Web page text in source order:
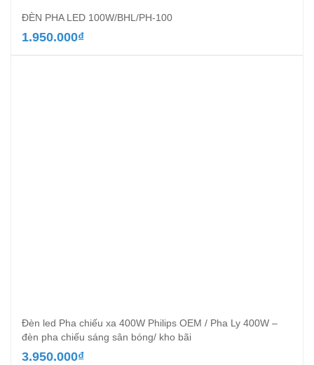
ĐÈN PHA LED 100W/BHL/PH-100
1.950.000₫
Đèn led Pha chiếu xa 400W Philips OEM / Pha Ly 400W –
đèn pha chiếu sáng sân bóng/ kho bãi
3.950.000₫